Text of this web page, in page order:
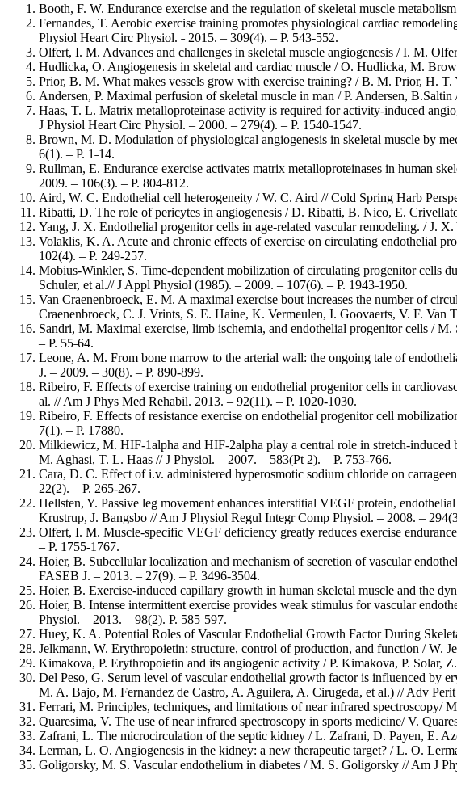
Booth, F. W. Endurance exercise and the regulation of skeletal muscle
Fernandes, T. Aerobic exercise training promotes physiological cardiac
Physiol Heart Circ Physiol. ˗ 2015. – 309(4). – Р. 543-552.
Olfert, I. M. Advances and challenges in skeletal muscle angiogenesis / I. M.
Hudlicka, O. Angiogenesis in skeletal and cardiac muscle / O. Hudlicka, M.
Prior, B. M. What makes vessels grow with exercise training? / B. M. Prior, H.
Andersen, P. Maximal perfusion of skeletal muscle in man / P. Andersen,
Haas, T. L. Matrix metalloproteinase activity is required for activity-induced
J Physiol Heart Circ Physiol. – 2000. – 279(4). – Р. 1540˗1547.
Brown, M. D. Modulation of physiological angiogenesis in skeletal muscle by
6(1). – Р. 1˗14.
Rullman, E. Endurance exercise activates matrix metalloproteinases in human
2009. – 106(3). – Р. 804˗812.
Aird, W. C. Endothelial cell heterogeneity / W. C. Aird // Cold Spring Harb
Ribatti, D. The role of pericytes in angiogenesis / D. Ribatti, B. Nico, E.
Yang, J. X. Endothelial progenitor cells in age-related vascular remodeling. / J.
Volaklis, K. A. Acute and chronic effects of exercise on circulating endothelial
102(4). – Р. 249-257.
Mobius-Winkler, S. Time-dependent mobilization of circulating progenitor cells
Schuler, et al.// J Appl Physiol (1985). – 2009. – 107(6). – Р. 1943˗1950.
Van Craenenbroeck, E. M. A maximal exercise bout increases the number of
Craenenbroeck, C. J. Vrints, S. E. Haine, K. Vermeulen, I. Goovaerts, V. F. Van
Sandri, M. Maximal exercise, limb ischemia, and endothelial progenitor cells /
– Р. 55˗64.
Leone, A. M. From bone marrow to the arterial wall: the ongoing tale of
J. – 2009. – 30(8). – Р. 890-899.
Ribeiro, F. Effects of exercise training on endothelial progenitor cells in
al. // Am J Phys Med Rehabil. 2013. – 92(11). – Р. 1020-1030.
Ribeiro, F. Effects of resistance exercise on endothelial progenitor cell
7(1). – Р. 17880.
Milkiewicz, M. HIF-1alpha and HIF-2alpha play a central role in stretch-
M. Aghasi, T. L. Haas // J Physiol. – 2007. – 583(Pt 2). – Р. 753-766.
Cara, D. C. Effect of i.v. administered hyperosmotic sodium chloride on
22(2). – Р. 265-267.
Hellsten, Y. Passive leg movement enhances interstitial VEGF protein,
Krustrup, J. Bangsbo // Am J Physiol Regul Integr Comp Physiol. – 2008. –
Olfert, I. M. Muscle-specific VEGF deficiency greatly reduces exercise
– Р. 1755-1767.
Hoier, B. Subcellular localization and mechanism of secretion of vascular
FASEB J. – 2013. – 27(9). – Р. 3496-3504.
Hoier, B. Exercise-induced capillary growth in human skeletal muscle and the
Hoier, B. Intense intermittent exercise provides weak stimulus for vascular
Physiol. – 2013. – 98(2). Р. 585˗597.
Huey, K. A. Potential Roles of Vascular Endothelial Growth Factor During
Jelkmann, W. Erythropoietin: structure, control of production, and function / W.
Kimakova, P. Erythropoietin and its angiogenic activity / P. Kimakova, P.
Del Peso, G. Serum level of vascular endothelial growth factor is influenced by
M. A. Bajo, M. Fernandez de Castro, A. Aguilera, A. Cirugeda, et al.) // Adv
Ferrari, M. Principles, techniques, and limitations of near infrared
Quaresima, V. The use of near infrared spectroscopy in sports medicine/ V.
Zafrani, L. The microcirculation of the septic kidney / L. Zafrani, D. Payen, E.
Lerman, L. O. Angiogenesis in the kidney: a new therapeutic target? / L. O.
Goligorsky, M. S. Vascular endothelium in diabetes / M. S. Goligorsky // Am J